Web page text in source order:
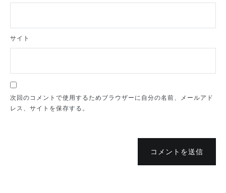
サイト
次回のコメントで使用するためブラウザーに自分の名前、メールアド
レス、サイトを保存する。
コメントを送信